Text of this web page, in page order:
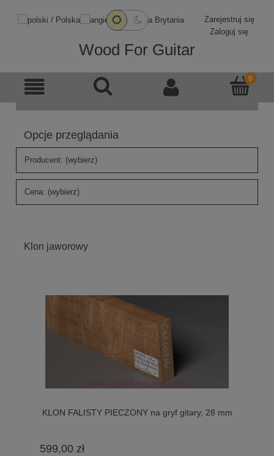
Zarejestruj się
Zaloguj się
Wood For Guitar
Opcje przeglądania
Producent: (wybierz)
Cena: (wybierz)
Klon jaworowy
KLON FALISTY PIECZONY na gryf gitary, 28 mm
599,00 zł